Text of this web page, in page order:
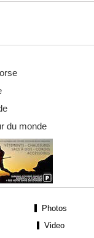
du monde
Photos
Video